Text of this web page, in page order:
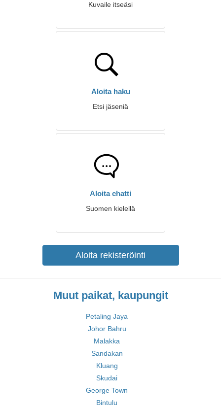
Kuvaile itseäsi
Aloita haku
Etsi jäseniä
Aloita chatti
Suomen kielellä
Aloita rekisteröinti
Muut paikat, kaupungit
Petaling Jaya
Johor Bahru
Malakka
Sandakan
Kluang
Skudai
George Town
Bintulu